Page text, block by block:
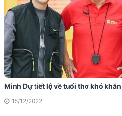
Minh Dự tiết lộ về tuổi thơ khó khăn
15/12/2022